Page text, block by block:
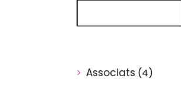
Associats (4)